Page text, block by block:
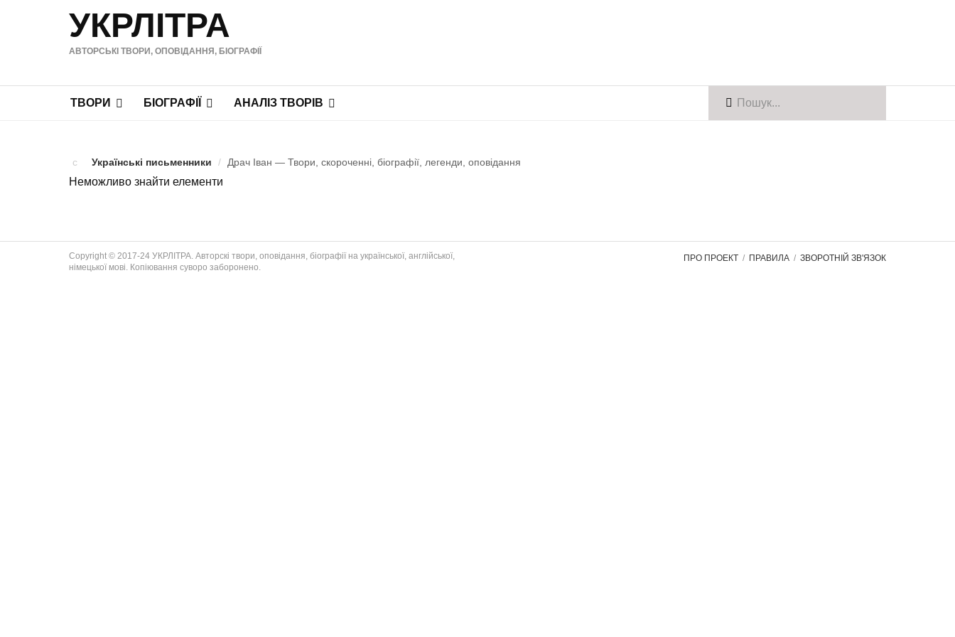
УКРЛІТРА
АВТОРСЬКІ ТВОРИ, ОПОВІДАННЯ, БІОГРАФІЇ
ТВОРИ БІОГРАФІЇ АНАЛІЗ ТВОРІВ
Українські письменники / Драч Іван — Твори, скороченні, біографії, легенди, оповiдання
Неможливо знайти елементи
Copyright © 2017-24 УКРЛІТРА. Авторскі твори, оповідання, біографії на української, англійської,
німецької мові. Копіювання суворо заборонено.
ПРО ПРОЕКТ ПРАВИЛА ЗВОРОТНІЙ ЗВ'ЯЗОК